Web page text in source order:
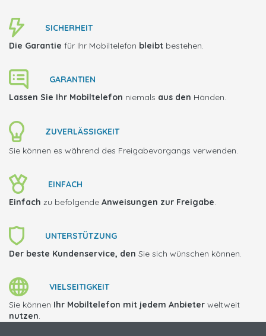
SICHERHEIT
Die Garantie für Ihr Mobiltelefon bleibt bestehen.
GARANTIEN
Lassen Sie Ihr Mobiltelefon niemals aus den Händen.
ZUVERLÄSSIGKEIT
Sie können es während des Freigabevorgangs verwenden.
EINFACH
Einfach zu befolgende Anweisungen zur Freigabe.
UNTERSTÜTZUNG
Der beste Kundenservice, den Sie sich wünschen können.
VIELSEITIGKEIT
Sie können Ihr Mobiltelefon mit jedem Anbieter weltweit
nutzen.